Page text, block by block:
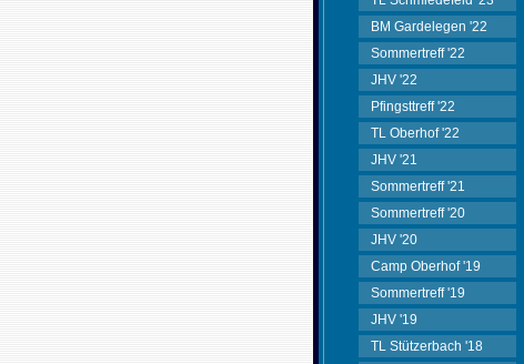
BM Gardelegen '22
Sommertreff '22
JHV '22
Pfingsttreff '22
TL Oberhof '22
JHV '21
Sommertreff '21
Sommertreff '20
JHV '20
Camp Oberhof '19
Sommertreff '19
JHV '19
TL Stützerbach '18